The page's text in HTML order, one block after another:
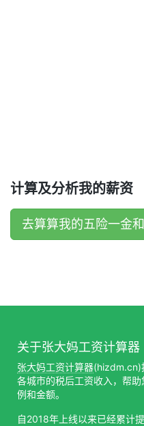
计算及分析我的薪资
去算算我的五险一金
关于张大妈工资计算器
张大妈工资计算器(hizdm.cn)
各城市的税后工资收入，帮
例和金额。
自2018年上线以来已经累计